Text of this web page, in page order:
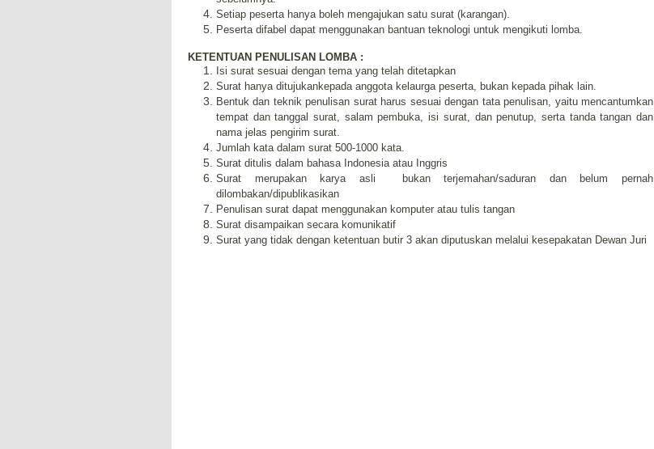
Setiap peserta hanya boleh mengajukan satu surat (karangan).
Peserta difabel dapat menggunakan bantuan teknologi untuk mengikuti lomba.
KETENTUAN PENULISAN LOMBA :
Isi surat sesuai dengan tema yang telah ditetapkan
Surat hanya ditujukankepada anggota kelaurga peserta, bukan kepada pihak lain.
Bentuk dan teknik penulisan surat harus sesuai dengan tata penulisan, yaitu mencantumkan
tempat dan tanggal surat, salam pembuka, isi surat, dan penutup, serta tanda tangan dan
nama jelas pengirim surat.
Jumlah kata dalam surat 500-1000 kata.
Surat ditulis dalam bahasa Indonesia atau Inggris
Surat merupakan karya asli
bukan terjemahan/saduran dan belum pernah
dilombakan/dipublikasikan
Penulisan surat dapat menggunakan komputer atau tulis tangan
Surat disampaikan secara komunikatif
Surat yang tidak dengan ketentuan butir 3 akan diputuskan melalui kesepakatan Dewan Juri